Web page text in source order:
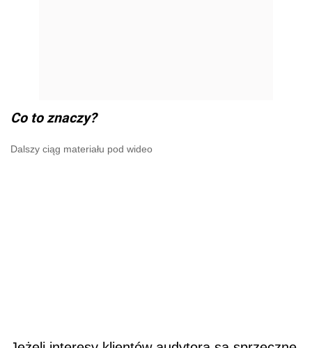
Co to znaczy?
Dalszy ciąg materiału pod wideo